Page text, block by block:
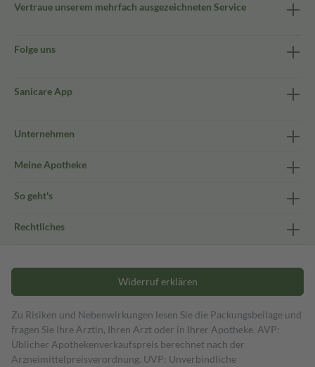
Vertraue unserem mehrfach ausgezeichneten Service
Folge uns
Sanicare App
Unternehmen
Meine Apotheke
So geht's
Rechtliches
Widerruf erklären
Zu Risiken und Nebenwirkungen lesen Sie die Packungsbeilage und
fragen Sie Ihre Ärztin, Ihren Arzt oder in Ihrer Apotheke. AVP:
Üblicher Apothekenverkaufspreis berechnet nach der
Arzneimittelpreisverordnung. UVP: Unverbindliche